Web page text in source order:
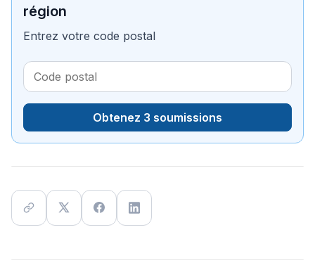
région
Entrez votre code postal
Obtenez 3 soumissions